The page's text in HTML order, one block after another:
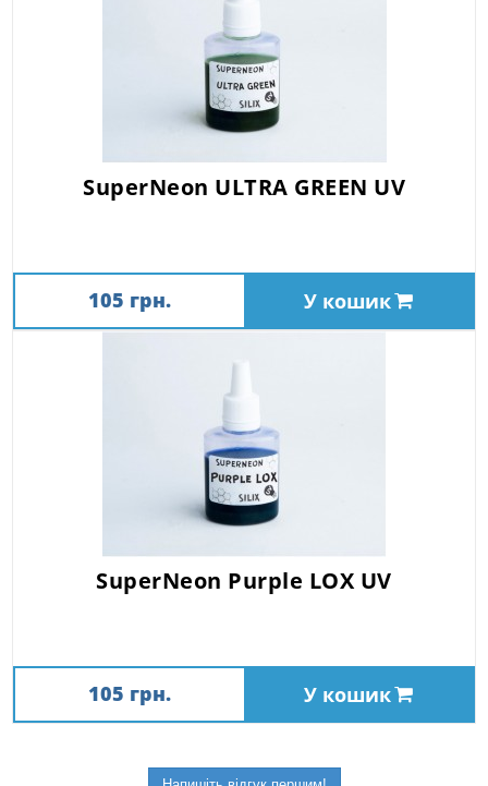
SuperNeon ULTRA GREEN UV
105 грн. У кошик
SuperNeon Purple LOX UV
105 грн. У кошик